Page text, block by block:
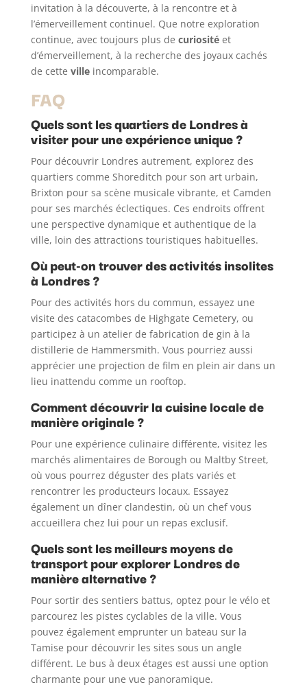
invitation à la découverte, à la rencontre et à
l’émerveillement continuel. Que notre exploration
continue, avec toujours plus de curiositéet
d’émerveillement, à la recherche des joyaux cachés
de cette villeincomparable.
FAQ
Quels sont les quartiers de Londres à
visiter pour une expérience unique ?
Pour découvrir Londres autrement, explorez des
quartiers comme Shoreditch pour son art urbain,
Brixton pour sa scène musicale vibrante, et Camden
pour ses marchés éclectiques. Ces endroits offrent
une perspective dynamique et authentique de la
ville, loin des attractions touristiques habituelles.
Où peut-on trouver des activités insolites
à Londres ?
Pour des activités hors du commun, essayez une
visite des catacombes de Highgate Cemetery, ou
participez à un atelier de fabrication de gin à la
distillerie de Hammersmith. Vous pourriez aussi
apprécier une projection de film en plein air dans un
lieu inattendu comme un rooftop.
Comment découvrir la cuisine locale de
manière originale ?
Pour une expérience culinaire différente, visitez les
marchés alimentaires de Borough ou Maltby Street,
où vous pourrez déguster des plats variés et
rencontrer les producteurs locaux. Essayez
également un dîner clandestin, où un chef vous
accueillera chez lui pour un repas exclusif.
Quels sont les meilleurs moyens de
transport pour explorer Londres de
manière alternative ?
Pour sortir des sentiers battus, optez pour le vélo et
parcourez les pistes cyclables de la ville. Vous
pouvez également emprunter un bateau sur la
Tamise pour découvrir les sites sous un angle
différent. Le bus à deux étages est aussi une option
charmante pour une vue panoramique.